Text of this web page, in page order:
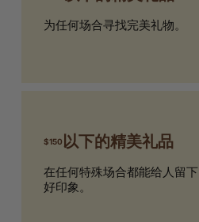
为任何场合寻找完美礼物。
$150 以下的精美礼品
在任何特殊场合都能给人留下
好印象。